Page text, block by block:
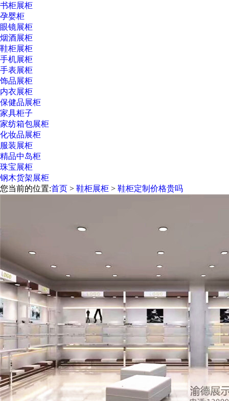
书柜展柜
孕婴柜
眼镜展柜
烟酒展柜
鞋柜展柜
手机展柜
手表展柜
饰品展柜
内衣展柜
保健品展柜
家具柜子
家纺箱包展柜
化妆品展柜
服装展柜
精品中岛柜
珠宝展柜
钢木货架展柜
您当前的位置:首页 > 鞋柜展柜 > 鞋柜定制价格贵吗